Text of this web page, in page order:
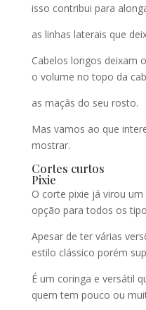
isso contribui para
as linhas laterais que
Cabelos longos deixam
o volume no topo da
as maçãs do seu rosto.
Mas vamos ao que
mostrar.
Cortes curtos
Pixie
O corte pixie já virou
opção para todos os
Apesar de ter várias
estilo clássico porém
É um coringa e versátil
quem tem pouco ou